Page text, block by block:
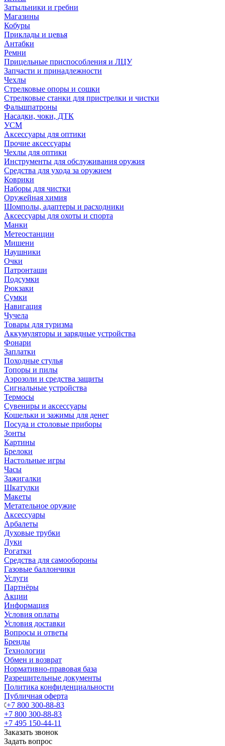
Затыльники и гребни
Магазины
Кобуры
Приклады и цевья
Антабки
Ремни
Прицельные приспособления и ЛЦУ
Запчасти и принадлежности
Чехлы
Стрелковые опоры и сошки
Стрелковые станки для пристрелки и чистки
Фальшпатроны
Насадки, чоки, ДТК
УСМ
Аксессуары для оптики
Прочие аксессуары
Чехлы для оптики
Инструменты для обслуживания оружия
Средства для ухода за оружием
Коврики
Наборы для чистки
Оружейная химия
Шомполы, адаптеры и расходники
Аксессуары для охоты и спорта
Манки
Метеостанции
Мишени
Наушники
Очки
Патронташи
Подсумки
Рюкзаки
Сумки
Навигация
Чучела
Товары для туризма
Аккумуляторы и зарядные устройства
Фонари
Заплатки
Походные стулья
Топоры и пилы
Аэрозоли и средства защиты
Сигнальные устройства
Термосы
Сувениры и аксессуары
Кошельки и зажимы для денег
Посуда и столовые приборы
Зонты
Картины
Брелоки
Настольные игры
Часы
Зажигалки
Шкатулки
Макеты
Метательное оружие
Аксессуары
Арбалеты
Духовые трубки
Луки
Рогатки
Средства для самообороны
Газовые баллончики
Услуги
Партнёры
Акции
Информация
Условия оплаты
Условия доставки
Вопросы и ответы
Бренды
Технологии
Обмен и возврат
Нормативно-правовая база
Разрешительные документы
Политика конфиденциальности
Публичная оферта
+7 800 300-88-83
+7 800 300-88-83
+7 495 150-44-11
Заказать звонок
Задать вопрос